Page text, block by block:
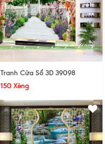
Tranh Cửa Sổ 3D 39098
150 Xèng